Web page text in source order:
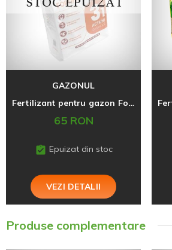
GAZONUL
Fertilizant pentru gazon Fortify, 6 kg
65 RON
Epuizat din stoc
VEZI DETALII
Produse complementare